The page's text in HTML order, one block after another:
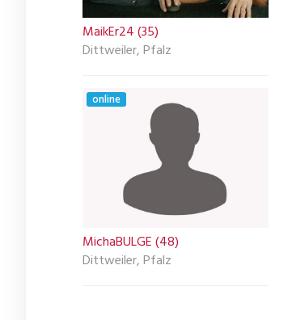
MaikEr24 (35)
Dittweiler, Pfalz
online
MichaBULGE (48)
Dittweiler, Pfalz